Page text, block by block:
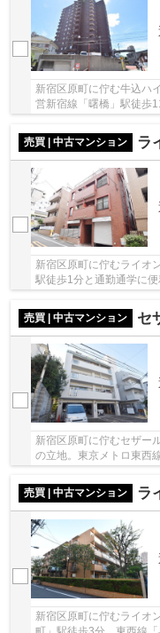
新宿区原町に佇む牛込ハ
営新宿線「曙橋」駅徒歩
売買 | 中古マンション
ラ
新宿区原町に佇むライオ
駅徒歩1分と通勤通学に
ンビニ・スーパー・病院
売買 | 中古マンション
セ
新宿区原町に佇むセザー
の立地。東京メトロ東西
りには面しておらず閑静
売買 | 中古マンション
ラ
新宿区原町に佇むライオ